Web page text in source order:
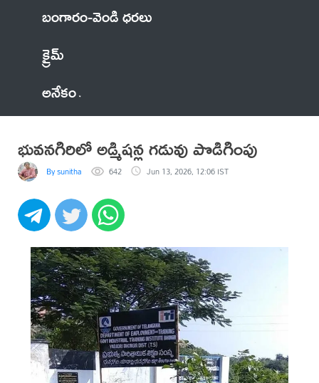
బంగారం-వెండి ధరలు
క్రైమ్
అనేకం
భువనగిరిలో అడ్మిషన్ల గడువు పొడిగింపు
By sunitha 642 Jun 13, 2026, 12:06 IST